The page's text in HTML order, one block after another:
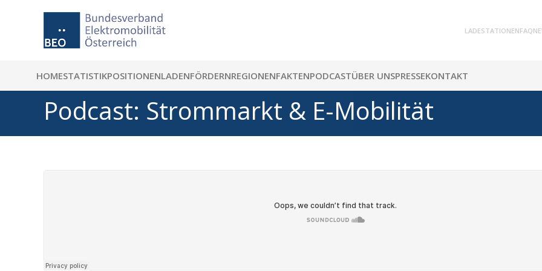
LADESTATIONENFAQ
HOMESTATISTIKPOSITIONENLADENFÖRDERNREGIONENFAKTENPODCASTÜBER UNSPRESSEKONTAKT
Podcast: Strommarkt & E-Mobilität